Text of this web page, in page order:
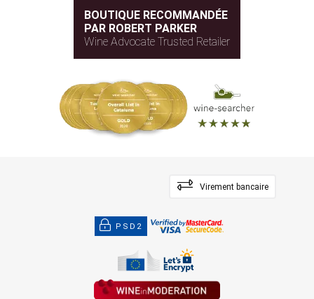
BOUTIQUE RECOMMANDÉE
PAR ROBERT PARKER
Wine Advocate Trusted Retailer
Virement bancaire
PSD2